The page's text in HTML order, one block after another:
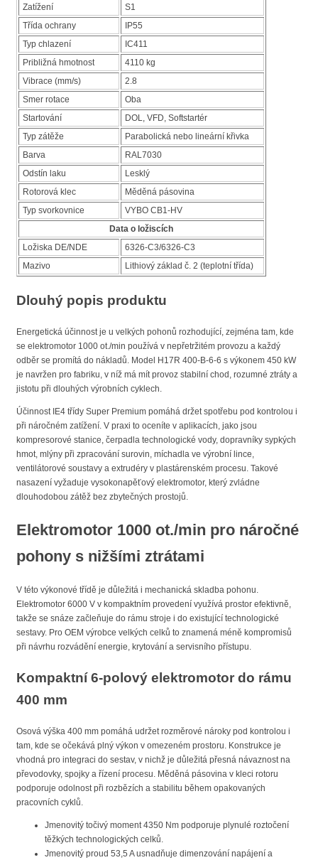
Zatížení
S1
Třída ochrany
IP55
Typ chlazení
IC411
Približná hmotnost
4110 kg
Vibrace (mm/s)
2.8
Smer rotace
Oba
Startování
DOL, VFD, Softstartér
Typ zátěže
Parabolická nebo lineární křivka
Barva
RAL7030
Odstín laku
Lesklý
Rotorová klec
Měděná pásovina
Typ svorkovnice
VYBO CB1-HV
Data o ložiscích
Ložiska DE/NDE
6326-C3/6326-C3
Mazivo
Lithiový základ č. 2 (teplotní třída)
Dlouhý popis produktu
Energetická účinnost je u velkých pohonů rozhodující, zejména tam, kde
se elektromotor 1000 ot./min používá v nepřetržitém provozu a každý
odběr se promítá do nákladů. Model H17R 400-B-6-6 s výkonem 450 kW
je navržen pro fabriku, v níž má mít provoz stabilní chod, rozumné ztráty a
jistotu při dlouhých výrobních cyklech.
Účinnost IE4 třídy Super Premium pomáhá držet spotřebu pod kontrolou i
při náročném zatížení. V praxi to oceníte v aplikacích, jako jsou
kompresorové stanice, čerpadla technologické vody, dopravníky sypkých
hmot, mlýny při zpracování surovin, míchadla ve výrobní lince,
ventilátorové soustavy a extrudéry v plastárenském procesu. Takové
nasazení vyžaduje vysokonapěťový elektromotor, který zvládne
dlouhodobou zátěž bez zbytečných prostojů.
Elektromotor 1000 ot./min pro náročné
pohony s nižšími ztrátami
V této výkonové třídě je důležitá i mechanická skladba pohonu.
Elektromotor 6000 V v kompaktním provedení využívá prostor efektivně,
takže se snáze začleňuje do rámu stroje i do existující technologické
sestavy. Pro OEM výrobce velkých celků to znamená méně kompromisů
při návrhu rozvádění energie, krytování a servisního přístupu.
Kompaktní 6-polový elektromotor do rámu
400 mm
Osová výška 400 mm pomáhá udržet rozměrové nároky pod kontrolou i
tam, kde se očekává plný výkon v omezeném prostoru. Konstrukce je
vhodná pro integraci do sestav, v nichž je důležitá přesná návaznost na
převodovky, spojky a řízení procesu. Měděná pásovina v kleci rotoru
podporuje odolnost při rozbězích a stabilitu během opakovaných
pracovních cyklů.
Jmenovitý točivý moment 4350 Nm podporuje plynulé roztočení
těžkých technologických celků.
Jmenovitý proud 53,5 A usnadňuje dimenzování napájení a